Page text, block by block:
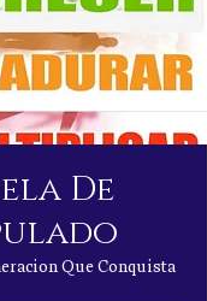
De
Que Conquista